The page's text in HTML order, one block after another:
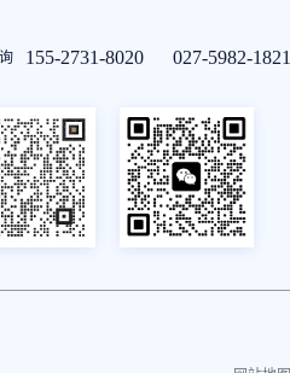
155-2731-8020 027-5982-1821